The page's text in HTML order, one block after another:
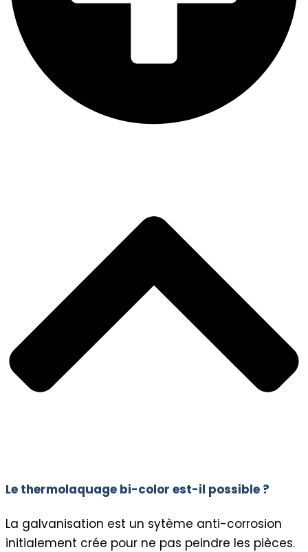
Le thermolaquage bi-color est-il possible ?
La galvanisation est un sytème anti-corrosion
initialement crée pour ne pas peindre les pièces.